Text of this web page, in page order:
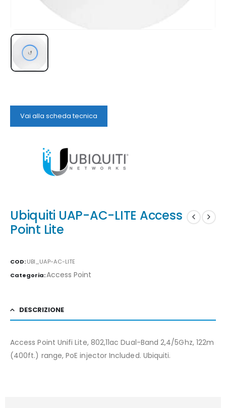
Vai alla scheda tecnica
Ubiquiti UAP-AC-LITE Access
Point Lite
COD:UBI_UAP-AC-LITE
Categoria:Access Point
DESCRIZIONE
Access Point Unifi Lite, 802,11ac Dual-Band 2,4/5Ghz, 122m
(400ft.) range, PoE injector Included. Ubiquiti.